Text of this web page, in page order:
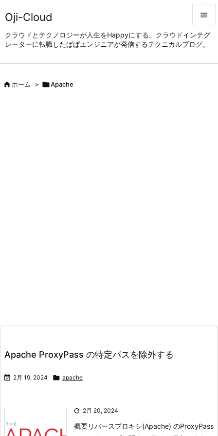
Oji-Cloud
クラウドとテクノロジーが人生をHappyにする。クラウドインテグ
レーターに転職したぱぱエンジニアが発信するテクニカルブログ。


メニュ
ホーム > Apache
Apache ProxyPass の特定パスを除外する
 2月 19, 2024  apache
 2月 20, 2024
概要リバースプロキシ(Apache) のProxyPass